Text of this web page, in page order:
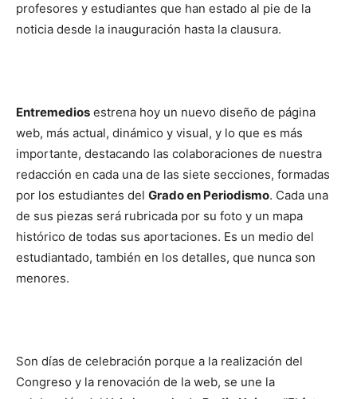
profesores y estudiantes que han estado al pie de la
noticia desde la inauguración hasta la clausura.
Entremedios estrena hoy un nuevo diseño de página
web, más actual, dinámico y visual, y lo que es más
importante, destacando las colaboraciones de nuestra
redacción en cada una de las siete secciones, formadas
por los estudiantes del Grado en Periodismo. Cada una
de sus piezas será rubricada por su foto y un mapa
histórico de todas sus aportaciones. Es un medio del
estudiantado, también en los detalles, que nunca son
menores.
Son días de celebración porque a la realización del
Congreso y la renovación de la web, se une la